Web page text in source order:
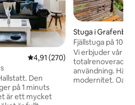
4,91 av 5 i genomsnittligt
4,91 (270)
Den
på 1 minuts
är ett mycket
Stuga i
Fjällstuga på
södra sluttningen
Vi erbjuder vår
totalrenoverade
användning. Här
modernitet.